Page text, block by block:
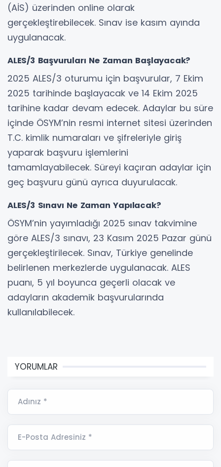
(AİS) üzerinden online olarak
gerçekleştirebilecek. Sınav ise kasım ayında
uygulanacak.
ALES/3 Başvuruları Ne Zaman Başlayacak?
2025 ALES/3 oturumu için başvurular, 7 Ekim
2025 tarihinde başlayacak ve 14 Ekim 2025
tarihine kadar devam edecek. Adaylar bu süre
içinde ÖSYM’nin resmi internet sitesi üzerinden
T.C. kimlik numaraları ve şifreleriyle giriş
yaparak başvuru işlemlerini
tamamlayabilecek. Süreyi kaçıran adaylar için
geç başvuru günü ayrıca duyurulacak.
ALES/3 Sınavı Ne Zaman Yapılacak?
ÖSYM’nin yayımladığı 2025 sınav takvimine
göre ALES/3 sınavı, 23 Kasım 2025 Pazar günü
gerçekleştirilecek. Sınav, Türkiye genelinde
belirlenen merkezlerde uygulanacak. ALES
puanı, 5 yıl boyunca geçerli olacak ve
adayların akademik başvurularında
kullanılabilecek.
YORUMLAR
Adınız *
E-Posta Adresiniz *